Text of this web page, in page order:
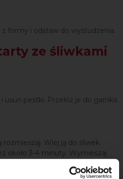
formy i odstaw do wystudzenia.
ze śliwkami
usuń pestki. Przełóż je do garnka.
Wlej ją do śliwek.
około 3-4 minuty. Wymieszaj
migdałami i cukrem.
ciasto kruche. Następnie rozłóż